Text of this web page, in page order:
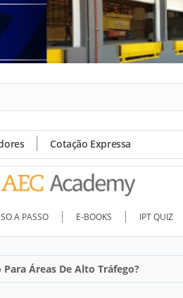
Cotação Expressa
A PASSO E-BOOKS IPT QUIZ
Áreas De Alto Tráfego?